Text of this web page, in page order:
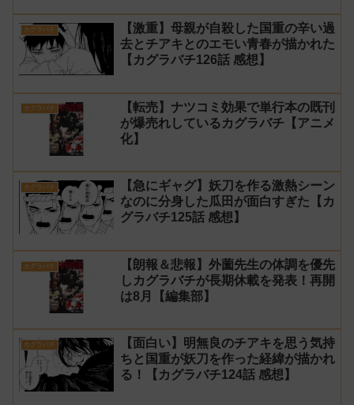
カグラバチ
【激重】母親が自殺した国重の辛い過
去とチアキとのエモい青春が描かれた
【カグラバチ126話 感想】
カグラバチ
【転売】ナツコミ効果で単行本の既刊
が爆売れしているカグラバチ【アニメ
化】
カグラバチ
【急にギャグ】妖刀を作る激熱シーン
なのに分身した瓜田が面白すぎた【カ
グラバチ125話 感想】
カグラバチ
【朗報＆悲報】外薗先生の体調を優先
しカグラバチが長期休載を発表！再開
は8月【編集部】
カグラバチ
【面白い】明無良のチアキを思う気持
ちと国重が妖刀を作った経緯が描かれ
る！【カグラバチ124話 感想】